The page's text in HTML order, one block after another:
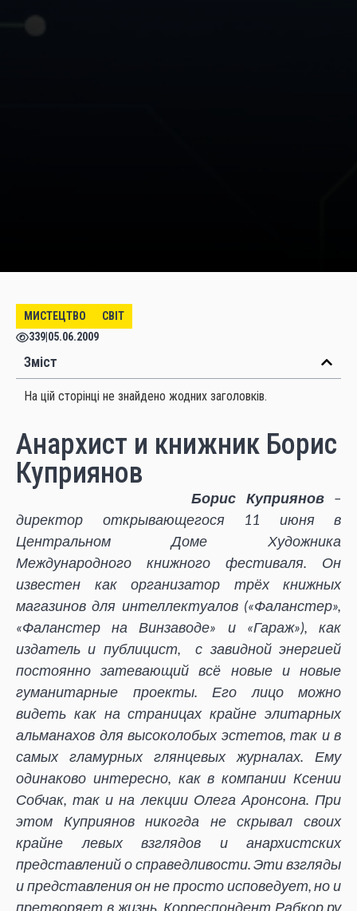
МИСТЕЦТВО
СВІТ
339 05.06.2009
Зміст
На цій сторінці не знайдено жодних заголовків.
Анархист и книжник Борис
Куприянов
Борис Куприянов–
директор открывающегося 11 июня в
Центральном Доме Художника
Международного книжного фестиваля. Он
известен как организатор трёх книжных
магазинов для интеллектуалов («Фаланстер»,
«Фаланстер на Винзаводе» и «Гараж»), как
издатель и публицист, с завидной энергией
постоянно затевающий всё новые и новые
гуманитарные проекты. Его лицо можно
видеть как на страницах крайне элитарных
альманахов для высоколобых эстетов, так и в
самых гламурных глянцевых журналах. Ему
одинаково интересно, как в компании Ксении
Собчак, так и на лекции Олега Аронсона. При
этом Куприянов никогда не скрывал своих
крайне левых взглядов и анархистских
представлений о справедливости. Эти взгляды
и представления он не просто исповедует, но и
претворяет в жизнь. Корреспондент Рабкор.ру